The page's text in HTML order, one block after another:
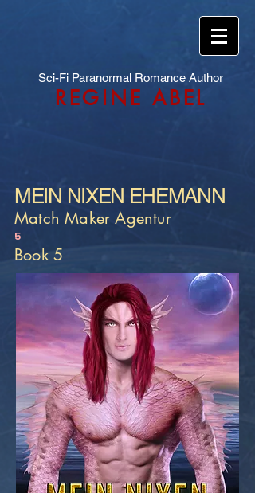
Sci-Fi Paranormal Romance Author
REGINE ABEL
MEIN NIXEN EHEMANN
Match Maker Agentur
5
Book 5